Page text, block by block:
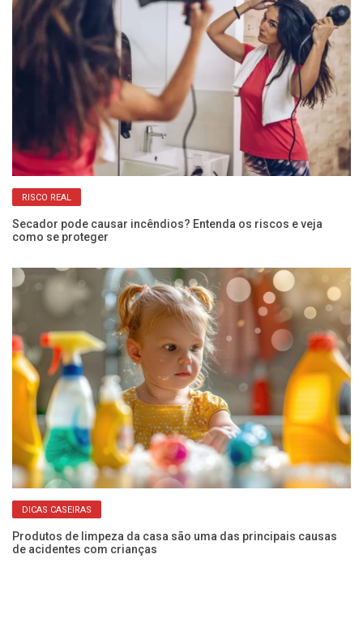
RISCO REAL
Secador pode causar incêndios? Entenda os riscos e veja
como se proteger
DICAS CASEIRAS
Produtos de limpeza da casa são uma das principais causas
de acidentes com crianças